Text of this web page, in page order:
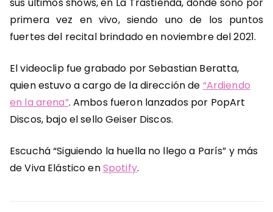
sus últimos shows, en La Trastienda, donde sonó por
primera vez en vivo, siendo uno de los puntos
fuertes del recital brindado en noviembre del 2021.
El videoclip fue grabado por Sebastian Beratta,
quien estuvo a cargo de la dirección de “Ardiendo
en la arena”. Ambos fueron lanzados por PopArt
Discos, bajo el sello Geiser Discos.
Escuchá “Siguiendo la huella no llego a París” y más
de Viva Elástico enSpotify.